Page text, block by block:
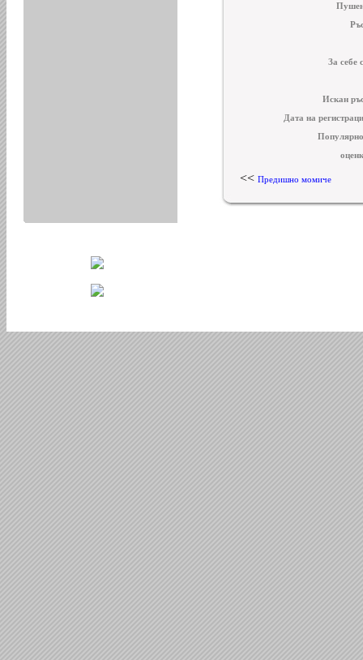
За себе
Искан
Дата на
<< Предишно момиче